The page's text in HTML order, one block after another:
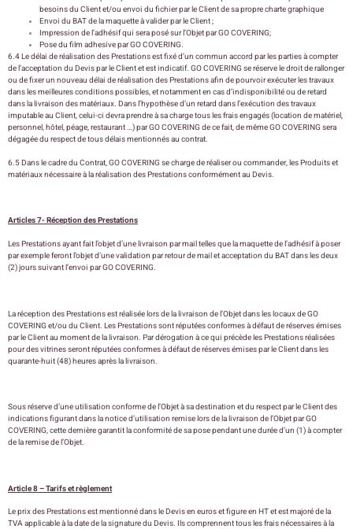
besoins du Client et/ou envoi du fichier par le Client de sa propre charte graphique
Envoi du BAT de la maquette à valider par le Client ;
Impression de l’adhésif qui sera posé sur l’Objet par GO COVERING;
Pose du film adhesive par GO COVERING.
6.4 Le délai de réalisation des Prestations est fixé d’un commun accord par les parties à compter
de l’acceptation du Devis par le Client et est indicatif. GO COVERING se réserve le droit de rallonger
ou de fixer un nouveau délai de réalisation des Prestations afin de pourvoir exécuter les travaux
dans les meilleures conditions possibles, et notamment en cas d’indisponibilité ou de retard
dans la livraison des matériaux. Dans l’hypothèse d’un retard dans l’exécution des travaux
imputable au Client, celui-ci devra prendre à sa charge tous les frais engagés (location de matériel,
personnel, hôtel, péage, restaurant …) par GO COVERING de ce fait, de même GO COVERING sera
dégagée du respect de tous délais mentionnés au contrat.
6.5 Dans le cadre du Contrat, GO COVERING se charge de réaliser ou commander, les Produits et
matériaux nécessaire à la réalisation des Prestations conformément au Devis.
Articles 7- Réception des Prestations
Les Prestations ayant fait l’objet d’une livraison par mail telles que la maquette de l’adhésif à poser
par exemple feront l’objet d’une validation par retour de mail et acceptation du BAT dans les deux
(2) jours suivant l’envoi par GO COVERING.
La réception des Prestations est réalisée lors de la livraison de l’Objet dans les locaux de GO
COVERING et/ou du Client. Les Prestations sont réputées conformes à défaut de réserves émises
par le Client au moment de la livraison. Par dérogation à ce qui précède les Prestations réalisées
pour des vitrines seront réputées conformes à défaut de réserves émises par le Client dans les
quarante-huit (48) heures après la livraison.
Sous réserve d’une utilisation conforme de l’Objet à sa destination et du respect par le Client des
indications figurant dans la notice d’utilisation remise lors de la livraison de l’Objet par GO
COVERING, cette dernière garantit la conformité de sa pose pendant une durée d’un (1) à compter
de la remise de l’Objet.
Article 8 – Tarifs et règlement
Le prix des Prestations est mentionné dans le Devis en euros et figure en HT et est majoré de la
TVA applicable à la date de la signature du Devis. Ils comprennent tous les frais nécessaires à la